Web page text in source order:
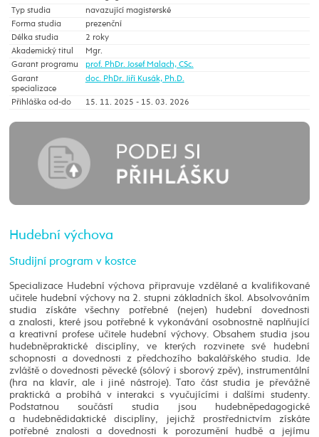
Typ studia
navazující magisterské
Forma studia
prezenční
Délka studia
2 roky
Akademický titul
Mgr.
Garant programu
prof. PhDr. Josef Malach, CSc.
Garant
specializace
doc. PhDr. Jiří Kusák, Ph.D.
Přihláška od-do 15. 11. 2025 - 15. 03. 2026
Hudební výchova
Studijní program v kostce
Specializace Hudební výchova připravuje vzdělané a kvalifikované
učitele hudební výchovy na 2. stupni základních škol. Absolvováním
studia získáte všechny potřebné (nejen) hudební dovednosti
a znalosti, které jsou potřebné k vykonávání osobnostně naplňující
a kreativní profese učitele hudební výchovy. Obsahem studia jsou
hudebněpraktické disciplíny, ve kterých rozvinete své hudební
schopnosti a dovednosti z předchozího bakalářského studia. Jde
zvláště o dovednosti pěvecké (sólový i sborový zpěv), instrumentální
(hra na klavír, ale i jiné nástroje). Tato část studia je převážně
praktická a probíhá v interakci s vyučujícími i dalšími studenty.
Podstatnou součástí studia jsou hudebněpedagogické
a hudebnědidaktické disciplíny, jejichž prostřednictvím získáte
potřebné znalosti a dovednosti k porozumění hudbě a jejímu